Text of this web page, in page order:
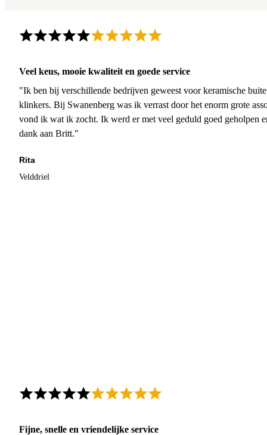
Veel keus, mooie kwaliteit en goede service
"Ik ben bij verschillende bedrijven geweest voor keramische
klinkers. Bij Swanenberg was ik verrast door het enorm grote
vond ik wat ik zocht. Ik werd er met veel geduld goed geholpen
dank aan Britt."
Rita
Velddriel
Fijne, snelle en vriendelijke service